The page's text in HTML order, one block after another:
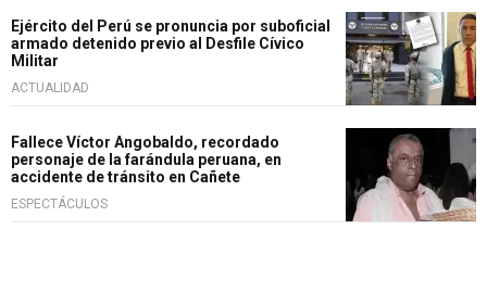
Ejército del Perú se pronuncia por suboficial
armado detenido previo al Desfile Cívico
Militar
ACTUALIDAD
Fallece Víctor Angobaldo, recordado
personaje de la farándula peruana, en
accidente de tránsito en Cañete
ESPECTÁCULOS